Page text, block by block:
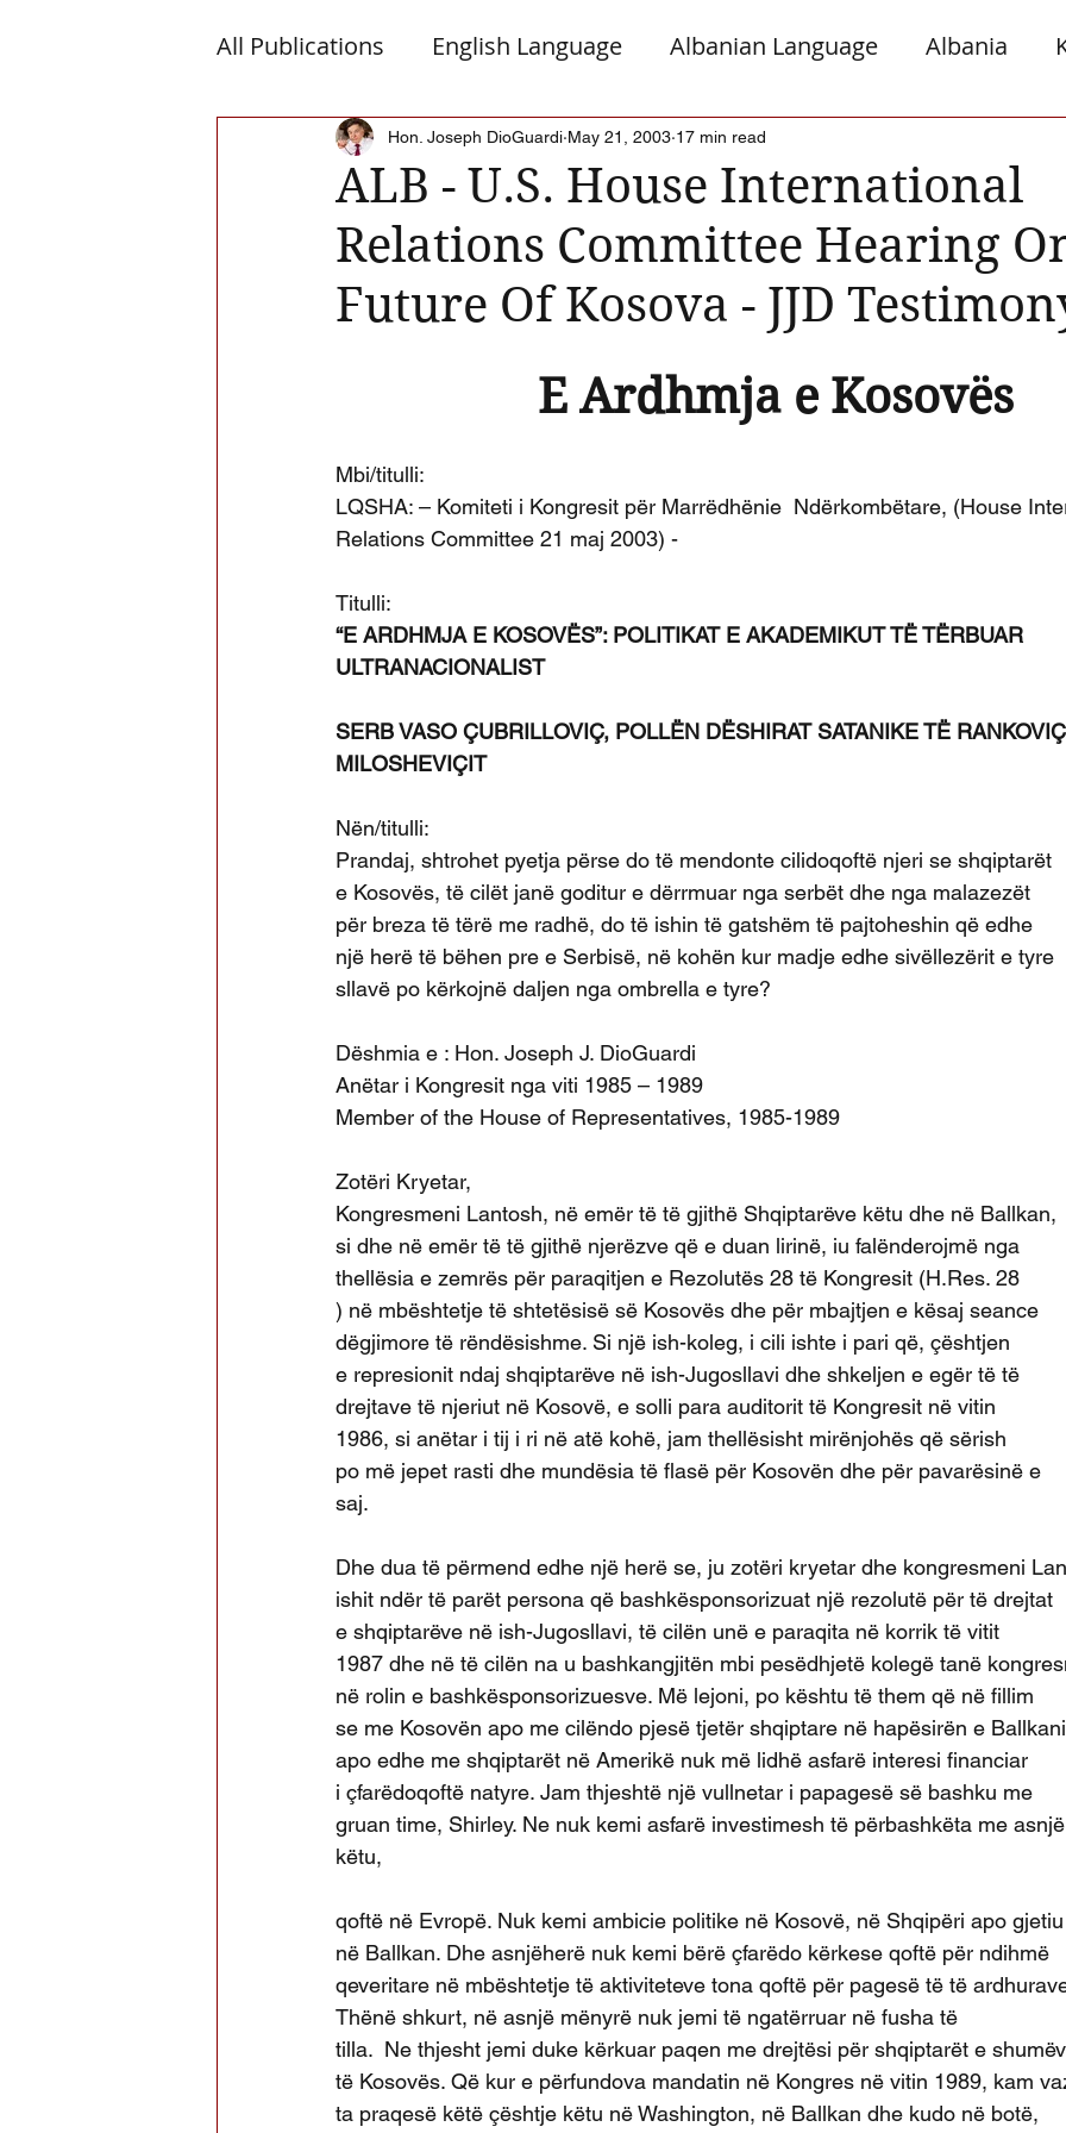
All Publications English Language Albanian Language Albania
Macedonia Montenegro Presheva
Albanian Nation Alb-Serb Relations The Diaspora
ALB - U.S. House International
Relations Committee Hearing
Future Of Kosova - JJD
Hon. Joseph DioGuardi May 21, 2003 17 min read
E Ardhmja e Kosovës
Mbi/titulli:
LQSHA: – Komiteti i Kongresit për Marrëdhënie  Ndërkombëtare, (House
Relations Committee 21 maj 2003) -
Titulli:
“E ARDHMJA E KOSOVËS”: POLITIKAT E AKADEMIKUT TË TËRBUAR
ULTRANACIONALIST
SERB VASO ÇUBRILLOVIÇ, POLLËN DËSHIRAT SATANIKE TË
MILOSHEVIÇIT
Nën/titulli:
Prandaj, shtrohet pyetja përse do të mendonte cilidoqoftë njeri se shqiptarët
e Kosovës, të cilët janë goditur e dërrmuar nga serbët dhe nga malazezët
për breza të tërë me radhë, do të ishin të gatshëm të pajtoheshin që edhe
një herë të bëhen pre e Serbisë, në kohën kur madje edhe sivëllezërit e tyre
sllavë po kërkojnë daljen nga ombrella e tyre?
Dëshmia e : Hon. Joseph J. DioGuardi
Anëtar i Kongresit nga viti 1985 – 1989
Member of the House of Representatives, 1985-1989
Zotëri Kryetar,
Kongresmeni Lantosh, në emër të të gjithë Shqiptarëve këtu dhe në Ballkan,
si dhe në emër të të gjithë njerëzve që e duan lirinë, iu falënderojmë nga
thellësia e zemrës për paraqitjen e Rezolutës 28 të Kongresit (H.Res. 28
) në mbështetje të shtetësisë së Kosovës dhe për mbajtjen e kësaj seance
dëgjimore të rëndësishme. Si një ish-koleg, i cili ishte i pari që, çështjen
e represionit ndaj shqiptarëve në ish-Jugosllavi dhe shkeljen e egër të të
drejtave të njeriut në Kosovë, e solli para auditorit të Kongresit në vitin
1986, si anëtar i tij i ri në atë kohë, jam thellësisht mirënjohës që sërish
po më jepet rasti dhe mundësia të flasë për Kosovën dhe për pavarësinë e
saj.
Dhe dua të përmend edhe një herë se, ju zotëri kryetar dhe kongresmeni
ishit ndër të parët persona që bashkësponsorizuat një rezolutë për të drejtat
e shqiptarëve në ish-Jugosllavi, të cilën unë e paraqita në korrik të vitit
1987 dhe në të cilën na u bashkangjitën mbi pesëdhjetë kolegë tanë
në rolin e bashkësponsorizuesve. Më lejoni, po kështu të them që në fillim
se me Kosovën apo me cilëndo pjesë tjetër shqiptare në hapësirën e
apo edhe me shqiptarët në Amerikë nuk më lidhë asfarë interesi financiar
i çfarëdoqoftë natyre. Jam thjeshtë një vullnetar i papagesë së bashku me
gruan time, Shirley. Ne nuk kemi asfarë investimesh të përbashkëta me
këtu,
qoftë në Evropë. Nuk kemi ambicie politike në Kosovë, në Shqipëri apo gjetiu
në Ballkan. Dhe asnjëherë nuk kemi bërë çfarëdo kërkese qoftë për ndihmë
qeveritare në mbështetje të aktiviteteve tona qoftë për pagesë të të
Thënë shkurt, në asnjë mënyrë nuk jemi të ngatërruar në fusha të
tilla.  Ne thjesht jemi duke kërkuar paqen me drejtësi për shqiptarët e
të Kosovës. Që kur e përfundova mandatin në Kongres në vitin 1989, kam
ta praqesë këtë çështje këtu në Washington, në Ballkan dhe kudo në botë,